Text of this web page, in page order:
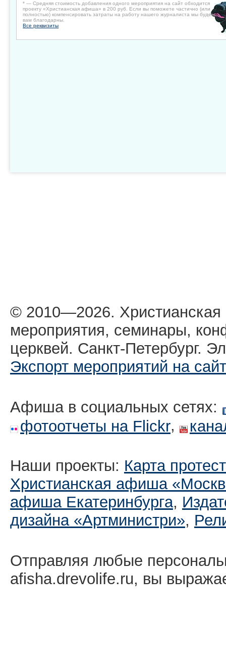
* — Средняя стоимость добавления одного мероприятия на сайт обходится
проекту «Христианская афиша» в 200 руб. Если вы поможете частично (или
полностью) компенсировать затраты на работу нашего журналиста мы будем
вам благодарны.
Все реквизиты
© 2010—2026.
мероприятия, семинары,
церквей. Санкт-Петербург.
Экспорт мероприятий на сайт
Афиша в социальных сетях:
фотоотчеты на Flickr,
Наши проекты: Карта
Христианская афиша
афиша Екатеринбургa,
дизайна «Артминистри»,
Отправляя любые
afisha.drevolife.ru, вы